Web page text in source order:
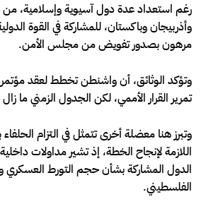
رغم استعداد عدة دول آسيوية وإسلامية، من
وأذربيجان وباكستان، للمشاركة في القوة
مرهون بصدور تفويض من مجلس الأمن.
وتؤكد الوثائق، أن واشنطن تخطط لعقد مؤتمر
تمرير القرار الأممي، لكن الجدول الزمني ما
وتبرز هنا معضلة أخرى تتمثل في التزام الحلفاء
اللازمة لإنجاح الخطة، إذ تشير مداولات
الدول المشاركة بشأن حجم التورط العسكري
الفلسطيني.